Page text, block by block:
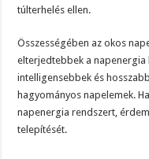
túlterhelés ellen.
Összességében az okos
elterjedtebbek a napenergia
intelligensebbek és
hagyományos napelemek.
napenergia rendszert,
telepítését.